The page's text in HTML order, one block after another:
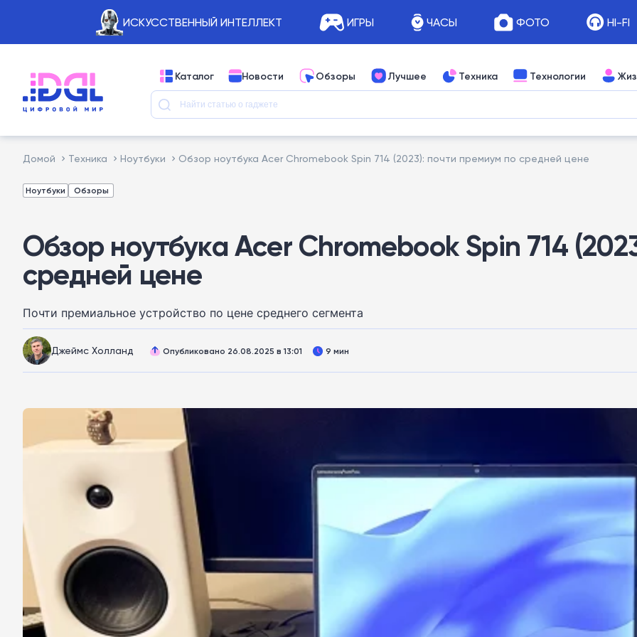
ИСКУССТВЕННЫЙ ИНТЕЛЛЕКТ ИГРЫ ЧАСЫ ФОТО HI-FI
Каталог Новости Обзоры Лучшее Техника Технологии
Домой Техника Ноутбуки Обзор ноутбука Acer Chromebook Spin 714 (2023): почти премиум по средней цене
Ноутбуки Обзоры
Обзор ноутбука Acer Chromebook Spin 714
средней цене
Почти премиальное устройство по цене среднего сегмента
Джеймс Холланд Опубликовано 26.08.2025 в 13:01 9 мин